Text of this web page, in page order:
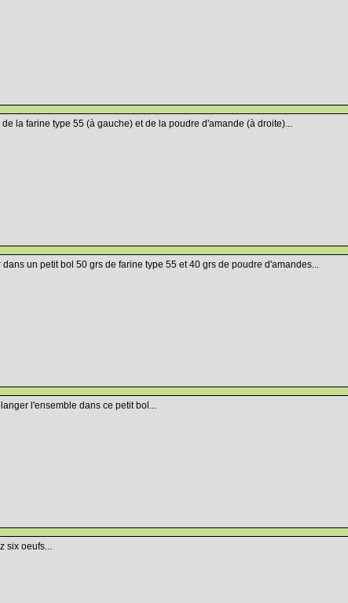
la farine type 55 (à gauche) et de la poudre d'amande (à droite)...
dans un petit bol 50 grs de farine type 55 et 40 grs de poudre d'amandes...
l'ensemble dans ce petit bol...
six oeufs...